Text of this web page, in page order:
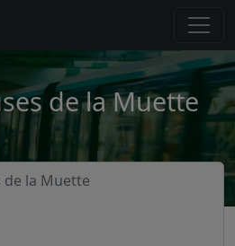
de la Muette
de la Muette